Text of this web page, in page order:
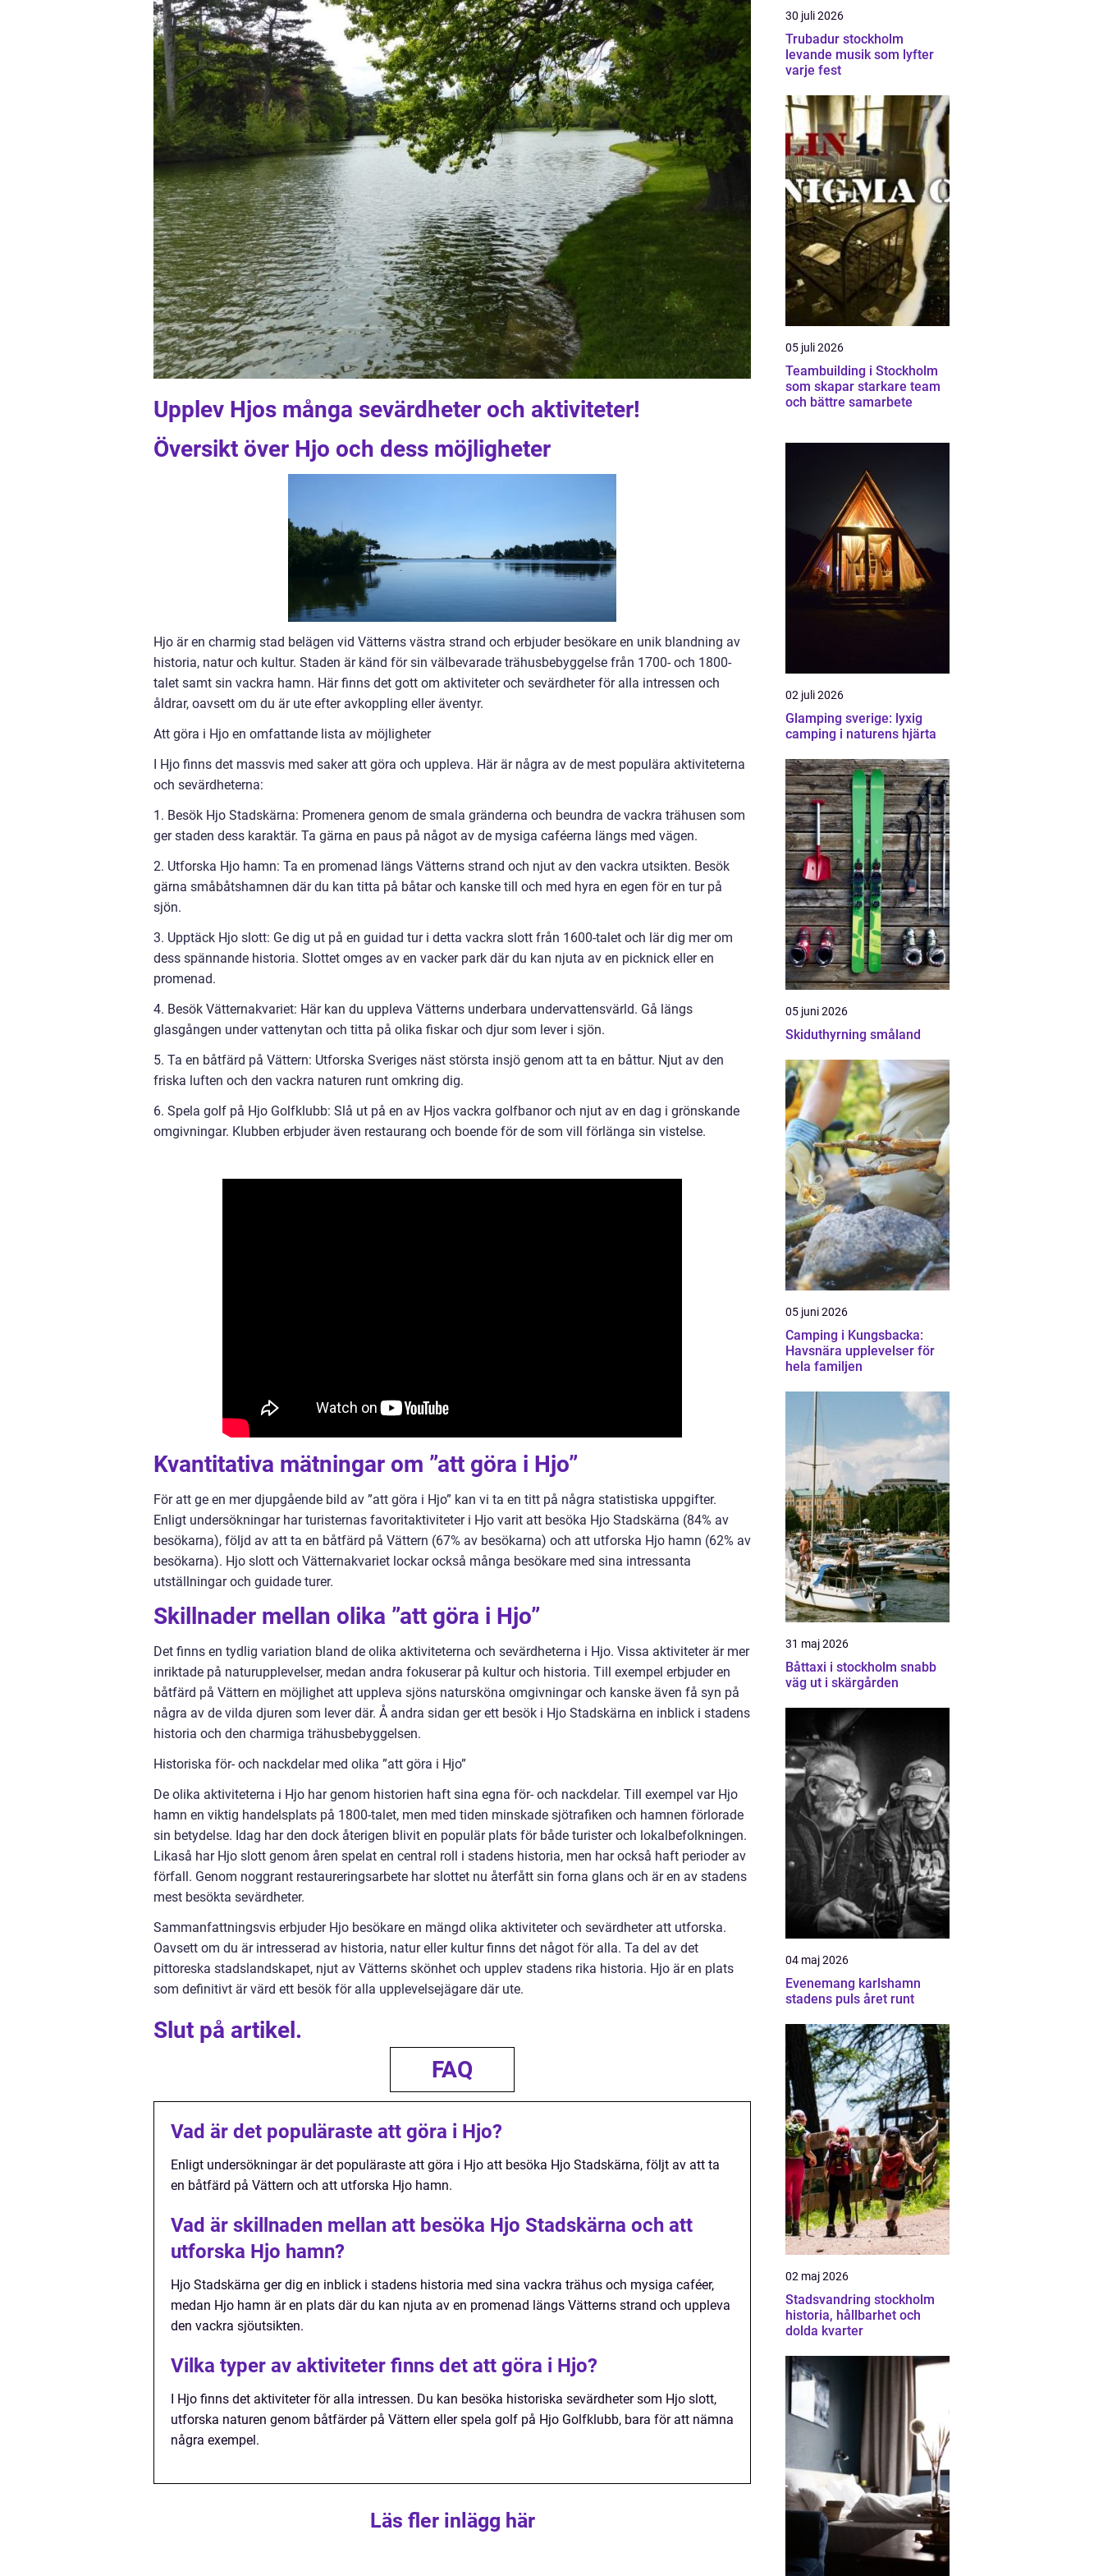
Upplev Hjos många sevärdheter och aktiviteter!
Översikt över Hjo och dess möjligheter
Hjo är en charmig stad belägen vid Vätterns västra strand och erbjuder besökare en unik blandning av
historia, natur och kultur. Staden är känd för sin välbevarade trähusbebyggelse från 1700- och 1800-
talet samt sin vackra hamn. Här finns det gott om aktiviteter och sevärdheter för alla intressen och
åldrar, oavsett om du är ute efter avkoppling eller äventyr.
Att göra i Hjo en omfattande lista av möjligheter
I Hjo finns det massvis med saker att göra och uppleva. Här är några av de mest populära aktiviteterna
och sevärdheterna:
1. Besök Hjo Stadskärna: Promenera genom de smala gränderna och beundra de vackra trähusen som
ger staden dess karaktär. Ta gärna en paus på något av de mysiga caféerna längs med vägen.
2. Utforska Hjo hamn: Ta en promenad längs Vätterns strand och njut av den vackra utsikten. Besök
gärna småbåtshamnen där du kan titta på båtar och kanske till och med hyra en egen för en tur på
sjön.
3. Upptäck Hjo slott: Ge dig ut på en guidad tur i detta vackra slott från 1600-talet och lär dig mer om
dess spännande historia. Slottet omges av en vacker park där du kan njuta av en picknick eller en
promenad.
4. Besök Vätternakvariet: Här kan du uppleva Vätterns underbara undervattensvärld. Gå längs
glasgången under vattenytan och titta på olika fiskar och djur som lever i sjön.
5. Ta en båtfärd på Vättern: Utforska Sveriges näst största insjö genom att ta en båttur. Njut av den
friska luften och den vackra naturen runt omkring dig.
6. Spela golf på Hjo Golfklubb: Slå ut på en av Hjos vackra golfbanor och njut av en dag i grönskande
omgivningar. Klubben erbjuder även restaurang och boende för de som vill förlänga sin vistelse.
Kvantitativa mätningar om ”att göra i Hjo”
För att ge en mer djupgående bild av ”att göra i Hjo” kan vi ta en titt på några statistiska uppgifter.
Enligt undersökningar har turisternas favoritaktiviteter i Hjo varit att besöka Hjo Stadskärna (84% av
besökarna), följd av att ta en båtfärd på Vättern (67% av besökarna) och att utforska Hjo hamn (62% av
besökarna). Hjo slott och Vätternakvariet lockar också många besökare med sina intressanta
utställningar och guidade turer.
Skillnader mellan olika ”att göra i Hjo”
Det finns en tydlig variation bland de olika aktiviteterna och sevärdheterna i Hjo. Vissa aktiviteter är mer
inriktade på naturupplevelser, medan andra fokuserar på kultur och historia. Till exempel erbjuder en
båtfärd på Vättern en möjlighet att uppleva sjöns natursköna omgivningar och kanske även få syn på
några av de vilda djuren som lever där. Å andra sidan ger ett besök i Hjo Stadskärna en inblick i stadens
historia och den charmiga trähusbebyggelsen.
Historiska för- och nackdelar med olika ”att göra i Hjo”
De olika aktiviteterna i Hjo har genom historien haft sina egna för- och nackdelar. Till exempel var Hjo
hamn en viktig handelsplats på 1800-talet, men med tiden minskade sjötrafiken och hamnen förlorade
sin betydelse. Idag har den dock återigen blivit en populär plats för både turister och lokalbefolkningen.
Likaså har Hjo slott genom åren spelat en central roll i stadens historia, men har också haft perioder av
förfall. Genom noggrant restaureringsarbete har slottet nu återfått sin forna glans och är en av stadens
mest besökta sevärdheter.
Sammanfattningsvis erbjuder Hjo besökare en mängd olika aktiviteter och sevärdheter att utforska.
Oavsett om du är intresserad av historia, natur eller kultur finns det något för alla. Ta del av det
pittoreska stadslandskapet, njut av Vätterns skönhet och upplev stadens rika historia. Hjo är en plats
som definitivt är värd ett besök för alla upplevelsejägare där ute.
Slut på artikel.
FAQ
Vad är det populäraste att göra i Hjo?
Enligt undersökningar är det populäraste att göra i Hjo att besöka Hjo Stadskärna, följt av att ta
en båtfärd på Vättern och att utforska Hjo hamn.
Vad är skillnaden mellan att besöka Hjo Stadskärna och att
utforska Hjo hamn?
Hjo Stadskärna ger dig en inblick i stadens historia med sina vackra trähus och mysiga caféer,
medan Hjo hamn är en plats där du kan njuta av en promenad längs Vätterns strand och uppleva
den vackra sjöutsikten.
Vilka typer av aktiviteter finns det att göra i Hjo?
I Hjo finns det aktiviteter för alla intressen. Du kan besöka historiska sevärdheter som Hjo slott,
utforska naturen genom båtfärder på Vättern eller spela golf på Hjo Golfklubb, bara för att nämna
några exempel.
Läs fler inlägg här
30 juli 2026
Trubadur stockholm
levande musik som lyfter
varje fest
05 juli 2026
Teambuilding i Stockholm
som skapar starkare team
och bättre samarbete
02 juli 2026
Glamping sverige: lyxig
camping i naturens hjärta
05 juni 2026
Skiduthyrning småland
05 juni 2026
Camping i Kungsbacka:
Havsnära upplevelser för
hela familjen
31 maj 2026
Båttaxi i stockholm snabb
väg ut i skärgården
04 maj 2026
Evenemang karlshamn
stadens puls året runt
02 maj 2026
Stadsvandring stockholm
historia, hållbarhet och
dolda kvarter